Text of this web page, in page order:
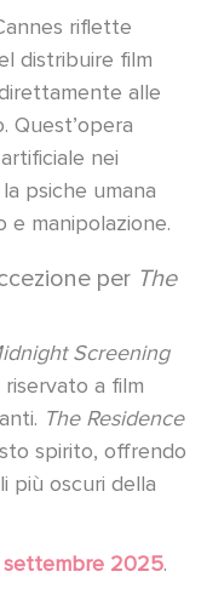
riflette
distribuire film
alle
Quest’opera
nei
psiche umana
e manipolazione.
per The
Screening
a film
The Residence
spirito, offrendo
più oscuri della
settembre 2025.